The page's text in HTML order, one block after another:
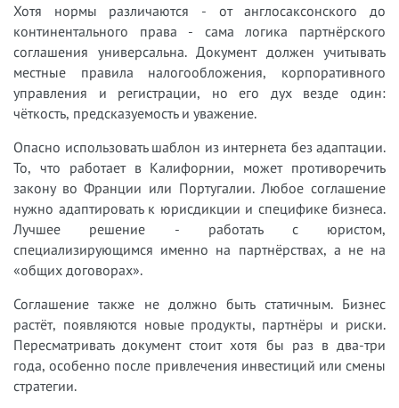
Хотя нормы различаются - от англосаксонского до
континентального права - сама логика партнёрского
соглашения универсальна. Документ должен учитывать
местные правила налогообложения, корпоративного
управления и регистрации, но его дух везде один:
чёткость, предсказуемость и уважение.
Опасно использовать шаблон из интернета без адаптации.
То, что работает в Калифорнии, может противоречить
закону во Франции или Португалии. Любое соглашение
нужно адаптировать к юрисдикции и специфике бизнеса.
Лучшее решение - работать с юристом,
специализирующимся именно на партнёрствах, а не на
«общих договорах».
Соглашение также не должно быть статичным. Бизнес
растёт, появляются новые продукты, партнёры и риски.
Пересматривать документ стоит хотя бы раз в два-три
года, особенно после привлечения инвестиций или смены
стратегии.